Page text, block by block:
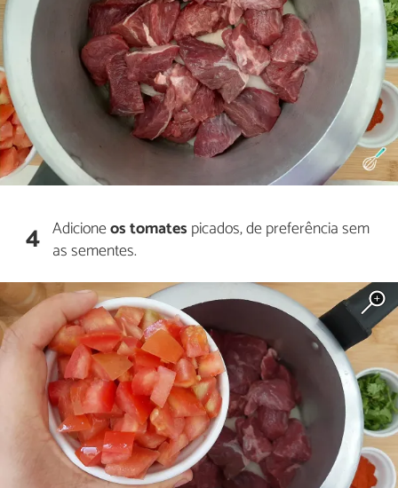
4 Adicioneos tomates picados, de preferência sem
as sementes.